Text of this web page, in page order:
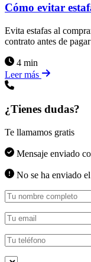
Cómo evitar
Evita estafas al
contrato antes de
4 min
Leer más
¿Tienes dudas?
Te llamamos gratis
Mensaje enviado
No se ha enviado